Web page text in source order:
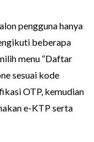
pengguna hanya
beberapa
menu “Daftar
sesuai kode
OTP, kemudian
e-KTP serta